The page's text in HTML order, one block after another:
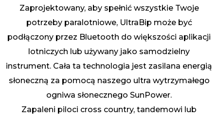
Zaprojektowany, aby spełnić wszystkie Twoje
potrzeby paralotniowe, UltraBip może być
podłączony przez Bluetooth do większości aplikacji
lotniczych lub używany jako samodzielny
instrument. Cała ta technologia jest zasilana energią
słoneczną za pomocą naszego ultra wytrzymałego
ogniwa słonecznego SunPower.
Zapaleni piloci cross country, tandemowi lub